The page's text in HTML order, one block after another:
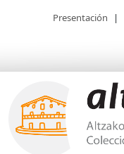
Presentación |